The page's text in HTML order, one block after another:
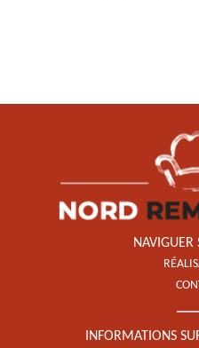
NAVIGUER
INFORMATIONS